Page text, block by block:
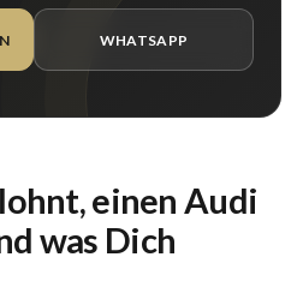
WHATSAPP
einen Audi
was Dich